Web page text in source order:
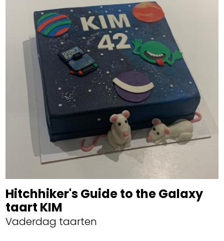
Hitchhiker's Guide to the Galaxy
taart KIM
Vaderdag taarten